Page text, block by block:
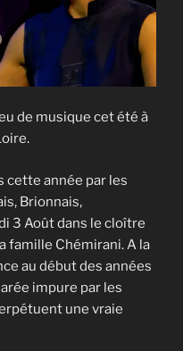
de musique cet été à
cette année par les
Brionnais,
3 Août dans le cloître
famille Chémirani. A la
au début des années
impure par les
une vraie